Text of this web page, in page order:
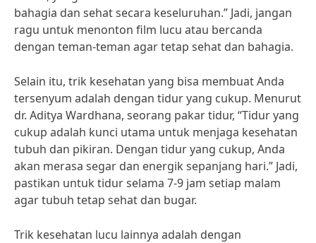
bahagia dan sehat secara keseluruhan.” Jadi, jangan
ragu untuk menonton film lucu atau bercanda
dengan teman-teman agar tetap sehat dan bahagia.
Selain itu, trik kesehatan yang bisa membuat Anda
tersenyum adalah dengan tidur yang cukup. Menurut
dr. Aditya Wardhana, seorang pakar tidur, “Tidur yang
cukup adalah kunci utama untuk menjaga kesehatan
tubuh dan pikiran. Dengan tidur yang cukup, Anda
akan merasa segar dan energik sepanjang hari.” Jadi,
pastikan untuk tidur selama 7-9 jam setiap malam
agar tubuh tetap sehat dan bugar.
Trik kesehatan lucu lainnya adalah dengan